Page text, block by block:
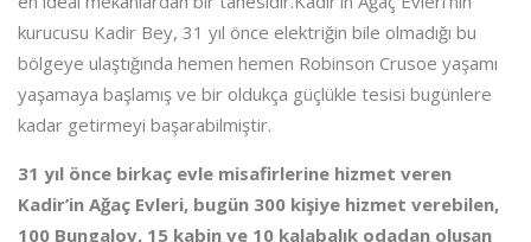
kurucusu Kadir Bey, 31 yıl önce elektriğin bile olmadığı bu
bölgeye ulaştığında hemen hemen Robinson Crusoe yaşamı
yaşamaya başlamış ve bir oldukça güçlükle tesisi bugünlere
kadar getirmeyi başarabilmiştir.
31 yıl önce birkaç evle misafirlerine hizmet veren
Kadir’in Ağaç Evleri, bugün 300 kişiye hizmet verebilen,
100 Bungalov, 15 kabin ve 10 kalabalık odadan oluşan